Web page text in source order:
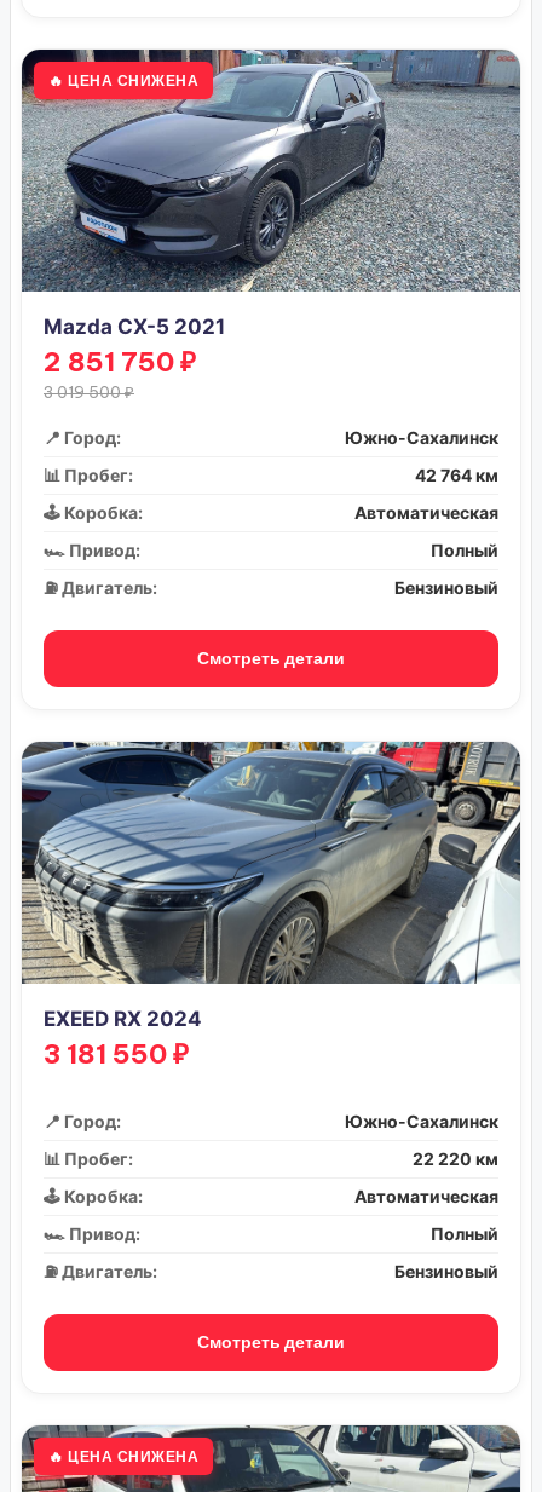
🔥 ЦЕНА СНИЖЕНА
Mazda CX-5 2021
2 851 750 ₽
3 019 500 ₽
📍 Город:
Южно-Сахалинск
📊 Пробег:
42 764 км
🕹️ Коробка:
Автоматическая
🏎️ Привод:
Полный
⛽ Двигатель:
Бензиновый
Смотреть детали
EXEED RX 2024
3 181 550 ₽
📍 Город:
Южно-Сахалинск
📊 Пробег:
22 220 км
🕹️ Коробка:
Автоматическая
🏎️ Привод:
Полный
⛽ Двигатель:
Бензиновый
Смотреть детали
🔥 ЦЕНА СНИЖЕНА